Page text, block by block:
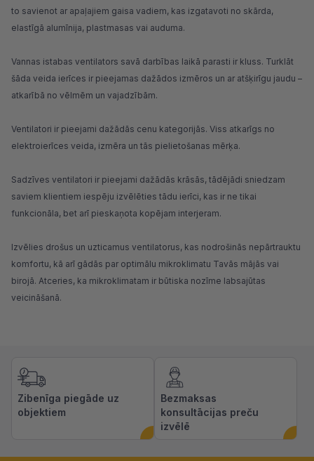
to savienot ar apaļajiem gaisa vadiem, kas izgatavoti no skārda,
elastīgā alumīnija, plastmasas vai auduma.
Vannas istabas ventilators savā darbības laikā parasti ir kluss. Turklāt
šāda veida ierīces ir pieejamas dažādos izmēros un ar atšķirīgu jaudu –
atkarībā no vēlmēm un vajadzībām.
Ventilatori ir pieejami dažādās cenu kategorijās. Viss atkarīgs no
elektroierīces veida, izmēra un tās pielietošanas mērķa.
Sadzīves ventilatori ir pieejami dažādās krāsās, tādējādi sniedzam
saviem klientiem iespēju izvēlēties tādu ierīci, kas ir ne tikai
funkcionāla, bet arī pieskaņota kopējam interjeram.
Izvēlies drošus un uzticamus ventilatorus, kas nodrošinās nepārtrauktu
komfortu, kā arī gādās par optimālu mikroklimatu Tavās mājās vai
birojā. Atceries, ka mikroklimatam ir būtiska nozīme labsajūtas
veicināšanā.
Zibenīga piegāde uz
objektiem
Bezmaksas
konsultācijas preču
izvēlē